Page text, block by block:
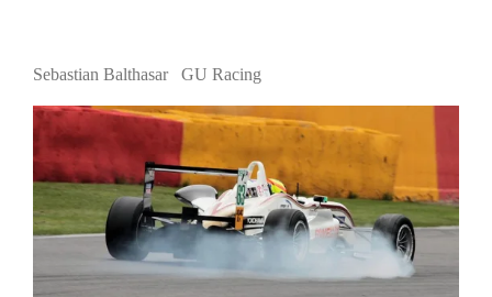
Sebastian Balthasar GU Racing